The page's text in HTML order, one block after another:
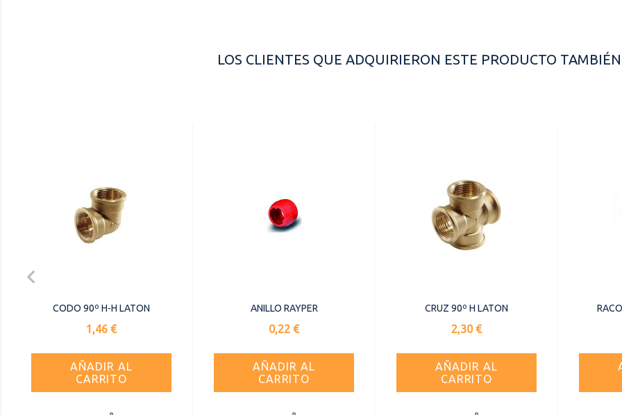
LOS CLIENTES QUE ADQUIRIERON ESTE PRODUCTO

CODO 90º H-H LATON
Precio
1,46 €
AÑADIR AL
CARRITO
ANILLO RAYPER
Precio
0,22 €
AÑADIR AL
CARRITO
CRUZ 90º H LATON
Precio
2,30 €
AÑADIR AL
CARRITO